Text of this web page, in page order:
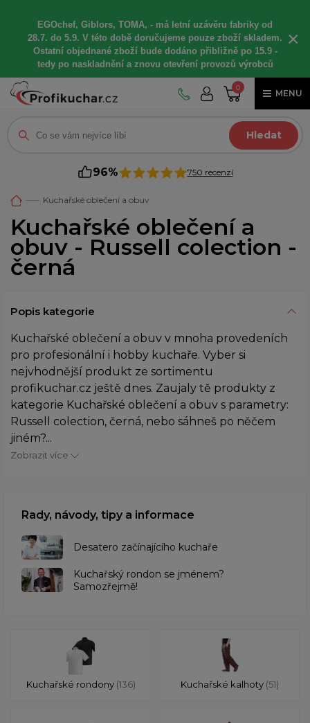
EGOchef, Giblors, TOMA, - má letní uzávěru fabriky od
28.7. do 5.9. V této době doručujeme pouze zboží skladem.
Ostatní objednané zboží bude dodáno přibližně po 15.9 -
tedy po naskladnění a znovu otevření provozů výrobců
×
0
MENU
Hledat
96% 750 recenzí
Kuchařské oblečení a obuv
Kuchařské oblečení a
obuv - Russell colection -
černá
Popis kategorie
Kuchařské oblečení a obuv v mnoha provedeních
pro profesionální i hobby kuchaře. Vyber si
nejvhodnější produkt ze sortimentu
profikuchar.cz ještě dnes. Zaujaly tě produkty z
kategorie Kuchařské oblečení a obuv s parametry:
Russell colection, černá, nebo sáhneš po něčem
jiném?...
Zobrazit více
Rady, návody, tipy a informace
Desatero začínajícího kuchaře
Kuchařský rondon se jménem?
Samozřejmě!
Kuchařské rondony (136) Kuchařské kalhoty (51)